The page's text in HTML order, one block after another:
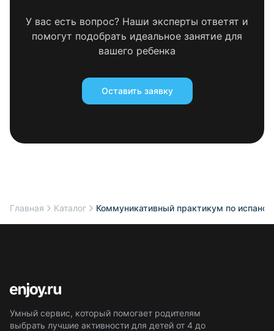
У вас есть вопрос? Наши эксперты ответят и
помогут подобрать идеальное занятие для
вашего ребенка
Оставить заявку
Главная Каталог Коммуникативный практикум по
Умный сервис, который помогает родителям
выбрать лучшие активности для детей от 4 до